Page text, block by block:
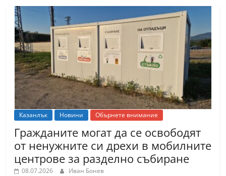
Казанлък Новини Обърнете внимание
Гражданите могат да се освободят
от ненужните си дрехи в мобилните
центрове за разделно събиране
08.07.2026 Иван Бонев